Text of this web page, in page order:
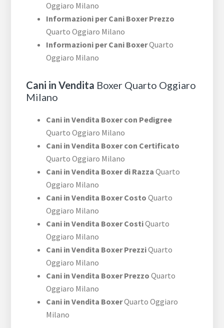
Oggiaro Milano
Informazioni per Cani Boxer Prezzo
Quarto Oggiaro Milano
Informazioni per Cani BoxerQuarto
Oggiaro Milano
Cani in Vendita Boxer Quarto Oggiaro
Milano
Cani in Vendita Boxer con Pedigree
Quarto Oggiaro Milano
Cani in Vendita Boxer con Certificato
Quarto Oggiaro Milano
Cani in Vendita Boxer di Razza Quarto
Oggiaro Milano
Cani in Vendita Boxer Costo Quarto
Oggiaro Milano
Cani in Vendita Boxer CostiQuarto
Oggiaro Milano
Cani in Vendita Boxer PrezziQuarto
Oggiaro Milano
Cani in Vendita Boxer Prezzo Quarto
Oggiaro Milano
Cani in Vendita BoxerQuarto Oggiaro
Milano